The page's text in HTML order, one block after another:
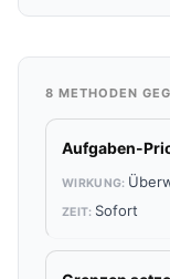
8 METHODEN
Aufgaben-
Sofort